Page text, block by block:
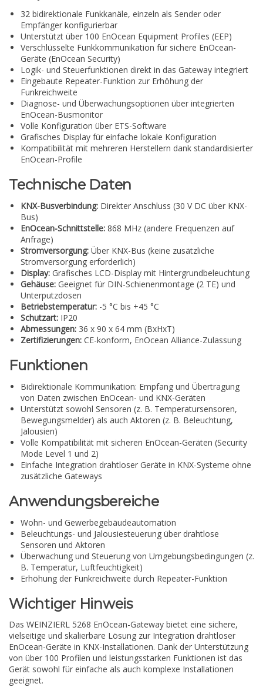
32 bidirektionale Funkkanäle, einzeln als Sender oder
Empfänger konfigurierbar
Unterstützt über 100 EnOcean Equipment Profiles (EEP)
Verschlüsselte Funkkommunikation für sichere EnOcean-
Geräte (EnOcean Security)
Logik- und Steuerfunktionen direkt in das Gateway integriert
Eingebaute Repeater-Funktion zur Erhöhung der
Funkreichweite
Diagnose- und Überwachungsoptionen über integrierten
EnOcean-Busmonitor
Volle Konfiguration über ETS-Software
Grafisches Display für einfache lokale Konfiguration
Kompatibilität mit mehreren Herstellern dank standardisierter
EnOcean-Profile
Technische Daten
KNX-Busverbindung: Direkter Anschluss (30 V DC über KNX-
Bus)
EnOcean-Schnittstelle: 868 MHz (andere Frequenzen auf
Anfrage)
Stromversorgung: Über KNX-Bus (keine zusätzliche
Stromversorgung erforderlich)
Display: Grafisches LCD-Display mit Hintergrundbeleuchtung
Gehäuse: Geeignet für DIN-Schienenmontage (2 TE) und
Unterputzdosen
Betriebstemperatur: -5 °C bis +45 °C
Schutzart: IP20
Abmessungen: 36 x 90 x 64 mm (BxHxT)
Zertifizierungen: CE-konform, EnOcean Alliance-Zulassung
Funktionen
Bidirektionale Kommunikation: Empfang und Übertragung
von Daten zwischen EnOcean- und KNX-Geräten
Unterstützt sowohl Sensoren (z. B. Temperatursensoren,
Bewegungsmelder) als auch Aktoren (z. B. Beleuchtung,
Jalousien)
Volle Kompatibilität mit sicheren EnOcean-Geräten (Security
Mode Level 1 und 2)
Einfache Integration drahtloser Geräte in KNX-Systeme ohne
zusätzliche Gateways
Anwendungsbereiche
Wohn- und Gewerbegebäudeautomation
Beleuchtungs- und Jalousiesteuerung über drahtlose
Sensoren und Aktoren
Überwachung und Steuerung von Umgebungsbedingungen (z.
B. Temperatur, Luftfeuchtigkeit)
Erhöhung der Funkreichweite durch Repeater-Funktion
Wichtiger Hinweis
Das WEINZIERL 5268 EnOcean-Gateway bietet eine sichere,
vielseitige und skalierbare Lösung zur Integration drahtloser
EnOcean-Geräte in KNX-Installationen. Dank der Unterstützung
von über 100 Profilen und leistungsstarken Funktionen ist das
Gerät sowohl für einfache als auch komplexe Installationen
geeignet.